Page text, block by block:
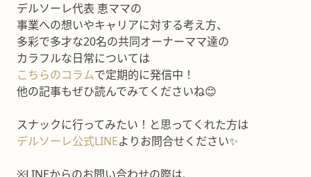
デルソーレ代表 恵ママの
事業への想いやキャリアに対する考え方、
多彩で多才な20名の共同オーナーママ達の
カラフルな日常については
こちらのコラムで定期的に発信中！
他の記事もぜひ読んでみてくださいね😊
スナックに行ってみたい！と思ってくれた方は
デルソーレ公式LINEよりお問合せください✨